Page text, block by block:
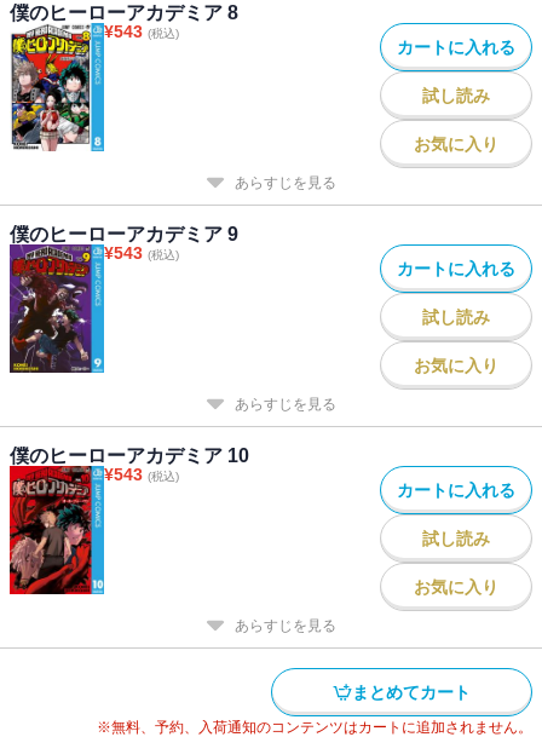
僕のヒーローアカデミア 8
¥543 (税込)
カートに入れる
試し読み
お気に入り
あらすじを見る
僕のヒーローアカデミア 9
¥543 (税込)
カートに入れる
試し読み
お気に入り
あらすじを見る
僕のヒーローアカデミア 10
¥543 (税込)
カートに入れる
試し読み
お気に入り
あらすじを見る
まとめてカート
※無料、予約、入荷通知のコンテンツはカートに追加されません。